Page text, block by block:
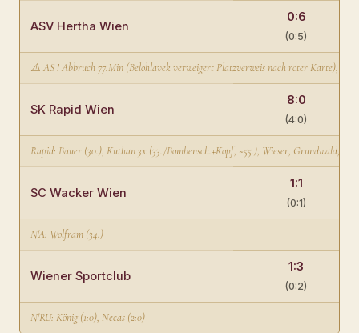
ASV Hertha Wien
0:6
(0:5)
⚠️ AS ! Abbruch 77.Min (Belohlavek verweigert Platzverweis nach roter Karte),
SK Rapid Wien
8:0
(4:0)
Rapid: Bauer (30.), Kuthan 3x (33./Bombensch.+Kopf, ~55.), Wieser, Grundwald,
SC Wacker Wien
1:1
(0:1)
N'A: Wolfram (34.)
Wiener Sportclub
1:3
(0:2)
N'RU: König (1:0), Necas (2:0)